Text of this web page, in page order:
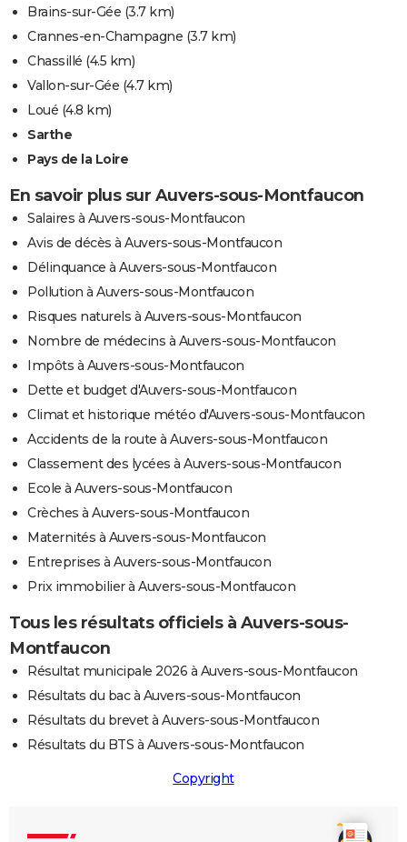
Brains-sur-Gée (3.7 km)
Crannes-en-Champagne (3.7 km)
Chassillé (4.5 km)
Vallon-sur-Gée (4.7 km)
Loué (4.8 km)
Sarthe
Pays de la Loire
En savoir plus sur Auvers-sous-Montfaucon
Salaires à Auvers-sous-Montfaucon
Avis de décès à Auvers-sous-Montfaucon
Délinquance à Auvers-sous-Montfaucon
Pollution à Auvers-sous-Montfaucon
Risques naturels à Auvers-sous-Montfaucon
Nombre de médecins à Auvers-sous-Montfaucon
Impôts à Auvers-sous-Montfaucon
Dette et budget d'Auvers-sous-Montfaucon
Climat et historique météo d'Auvers-sous-Montfaucon
Accidents de la route à Auvers-sous-Montfaucon
Classement des lycées à Auvers-sous-Montfaucon
Ecole à Auvers-sous-Montfaucon
Crèches à Auvers-sous-Montfaucon
Maternités à Auvers-sous-Montfaucon
Entreprises à Auvers-sous-Montfaucon
Prix immobilier à Auvers-sous-Montfaucon
Tous les résultats officiels à Auvers-sous-
Montfaucon
Résultat municipale 2026 à Auvers-sous-Montfaucon
Résultats du bac à Auvers-sous-Montfaucon
Résultats du brevet à Auvers-sous-Montfaucon
Résultats du BTS à Auvers-sous-Montfaucon
Copyright